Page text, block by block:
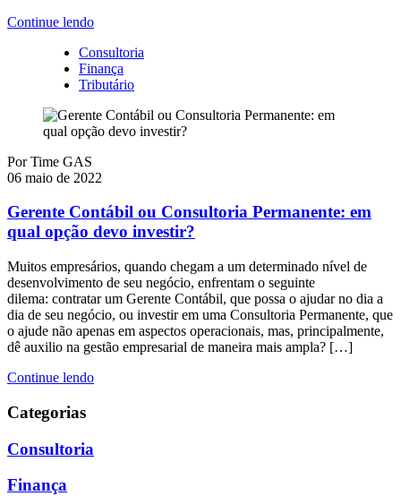
Continue lendo
Consultoria
Finança
Tributário
PorTime GAS
06 maio de 2022
Gerente Contábil ou Consultoria Permanente: em
qual opção devo investir?
Muitos empresários, quando chegam a um determinado nível de
desenvolvimento de seu negócio, enfrentam o seguinte
dilema: contratar um Gerente Contábil, que possa o ajudar no dia a
dia de seu negócio, ou investir em uma Consultoria Permanente, que
o ajude não apenas em aspectos operacionais, mas, principalmente,
dê auxilio na gestão empresarial de maneira mais ampla? […]
Continue lendo
Categorias
Consultoria
Finança